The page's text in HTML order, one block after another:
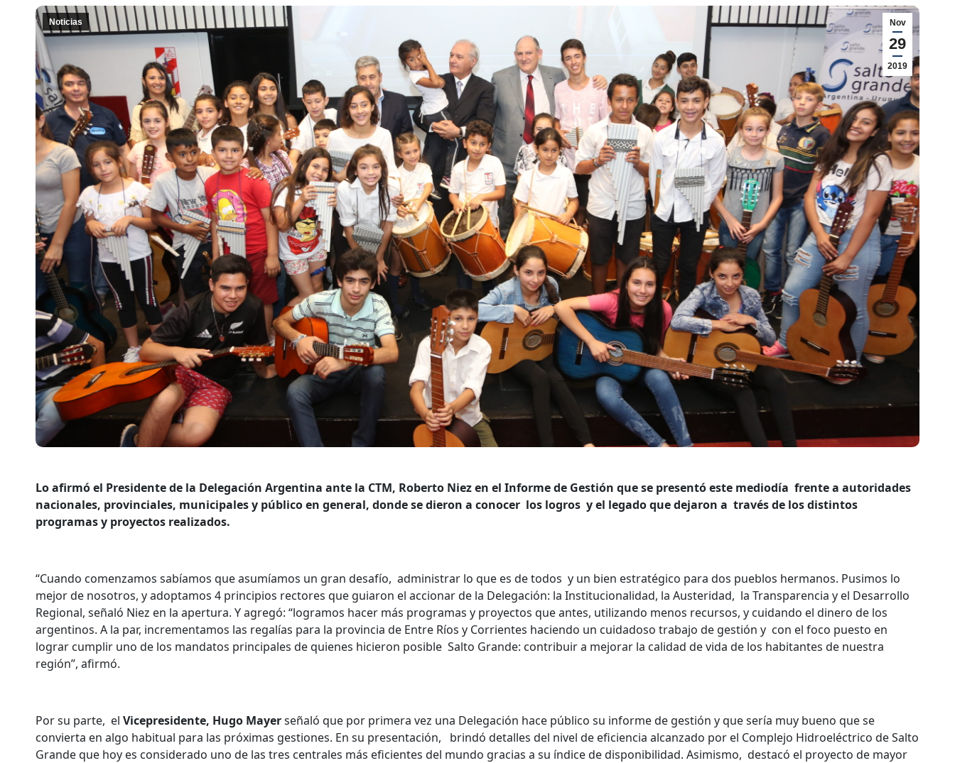
Nov
29
2019
Noticias
Lo afirmó el Presidente de la Delegación Argentina ante la CTM, Roberto Niez en el Informe de Gestión que se presentó este mediodía frente a autoridades
nacionales, provinciales, municipales y público en general, donde se dieron a conocer los logros y el legado que dejaron a través de los distintos
programas y proyectos realizados.
“Cuando comenzamos sabíamos que asumíamos un gran desafío, administrar lo que es de todos y un bien estratégico para dos pueblos hermanos. Pusimos lo
mejor de nosotros, y adoptamos 4 principios rectores que guiaron el accionar de la Delegación: la Institucionalidad, la Austeridad, la Transparencia y el Desarrollo
Regional, señaló Niez en la apertura. Y agregó: “logramos hacer más programas y proyectos que antes, utilizando menos recursos, y cuidando el dinero de los
argentinos. A la par, incrementamos las regalías para la provincia de Entre Ríos y Corrientes haciendo un cuidadoso trabajo de gestión y con el foco puesto en
lograr cumplir uno de los mandatos principales de quienes hicieron posible Salto Grande: contribuir a mejorar la calidad de vida de los habitantes de nuestra
región”, afirmó.
Por su parte, el Vicepresidente, Hugo Mayerseñaló que por primera vez una Delegación hace público su informe de gestión y que sería muy bueno que se
convierta en algo habitual para las próximas gestiones. En su presentación, brindó detalles del nivel de eficiencia alcanzado por el Complejo Hidroeléctrico de Salto
Grande que hoy es considerado uno de las tres centrales más eficientes del mundo gracias a su índice de disponibilidad. Asimismo, destacó el proyecto de mayor